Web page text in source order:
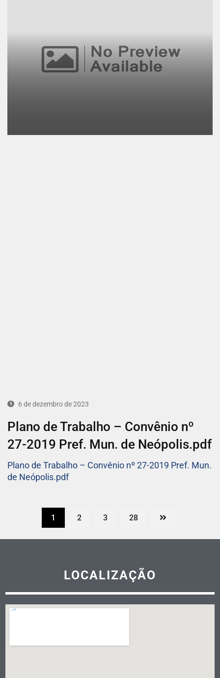
6 de dezembro de 2023
Plano de Trabalho – Convênio nº
27-2019 Pref. Mun. de Neópolis.pdf
Plano de Trabalho – Convênio nº 27-2019 Pref. Mun.
de Neópolis.pdf
1 2 3 28
LOCALIZAÇÃO